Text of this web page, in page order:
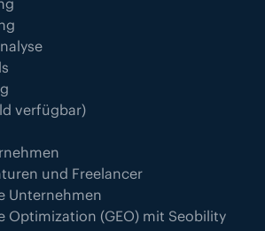
verfügbar)
und Freelancer
Unternehmen
Optimization (GEO) mit Seobility